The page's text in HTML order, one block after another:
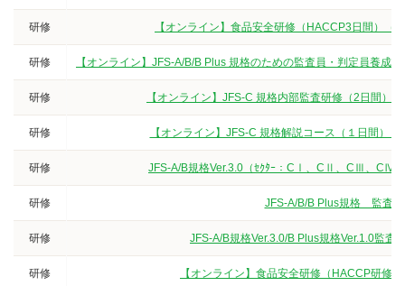
研修 【オンライン】食品安全研修（HACCP3日間）
研修 【オンライン】JFS-A/B/B Plus 規格のための監査員・判定員養
研修 【オンライン】JFS-C 規格内部監査研修（2日間）
研修 【オンライン】JFS-C 規格解説コース（１日間）
研修 JFS-A/B規格Ver.3.0（ｾｸﾀｰ：CⅠ、CⅡ、CⅢ、CⅣ/K
研修 JFS-A/B/B Plus規格 監査員
研修 JFS-A/B規格Ver.3.0/B Plus規格Ver.1.0監
研修 【オンライン】食品安全研修（HACCP研修